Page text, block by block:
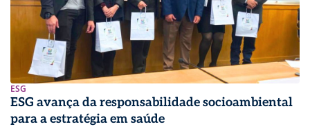
ESG
ESG avança da responsabilidade socioambiental
para a estratégia em saúde